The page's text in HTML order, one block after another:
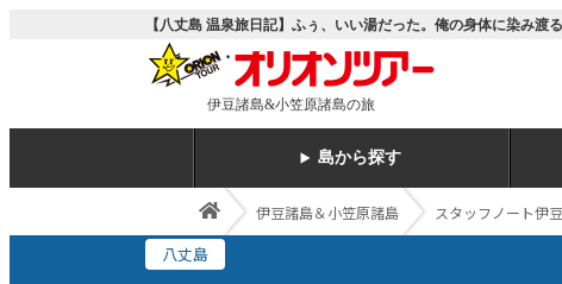
【八丈島 温泉旅日記】ふぅ、いい湯だった。俺の身体に染み
伊豆諸島&小笠原諸島の旅
島から探す
伊豆諸島＆小笠原諸島 スタッフノート伊
八丈島